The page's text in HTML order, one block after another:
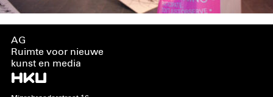
AG
Ruimte voor nieuwe
kunst en media